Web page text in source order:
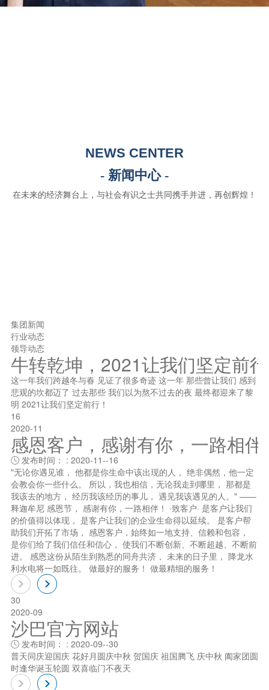
NEWS CENTER
- 新闻中心 -
在未来的经济舞台上，与社会有识之士共同携手并进，再创辉煌！
集团新闻
行业动态
领导动态
牛转乾坤，2021让我们坚定前
这一年我们跨越冬与春 见证了很多奇迹 这一年 那些曾让我们 感到
悲观的坎都迈了 过去那些 我们以为熬不过去的夜 最终都迎来了黎
明 2021让我们坚定前行！
16
2020-11
感恩客户，感谢有你，一路相伴
发布时间： : 2020-11--16
"无论你遇见谁， 他都是你生命中该出现的人， 绝非偶然，他一定
会教会你一些什么。 所以，我也相信，无论我走到哪里， 那都是
我该去的地方， 经历我该经历的事儿， 遇见我该遇见的人。" ——
释迦牟尼 感恩节， 感谢有你，一路相伴！ ·致客户· 是客户让我们
的价值得以体现， 是客户让我们的企业生命得以延续。 是客户帮
助我们开拓了市场， 感恩客户，始终如一地支持、信赖和包容，
是你们给了我们信任和信心， 使我们不断创新、不断超越、不断前
进。 感恩这份从陌生到熟悉的同舟共济， 未来的日子里， 降龙水
利水电将一如既往。 做最好的服务！ 做最精细的服务！
30
2020-09
沙巴官方网站
发布时间： : 2020-09--30
普天同庆迎国庆 花好月圆庆中秋 贺国庆 祖国腾飞 庆中秋 阖家团圆
时逢华诞玉轮圆 双喜临门不夜天